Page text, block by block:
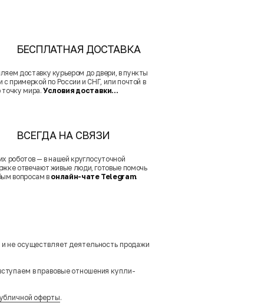
БЕСПЛАТНАЯ ДОСТАВКА
доставку курьером до двери, в пункты
с примеркой по России и СНГ, или почтой в
мира.Условия доставки...
ВСЕГДА НА СВЯЗИ
роботов — в нашей круглосуточной
отвечают живые люди, готовые помочь
вопросам в онлайн-чате Telegram.
не осуществляет деятельность продажи
в правовые отношения купли-
оферты.